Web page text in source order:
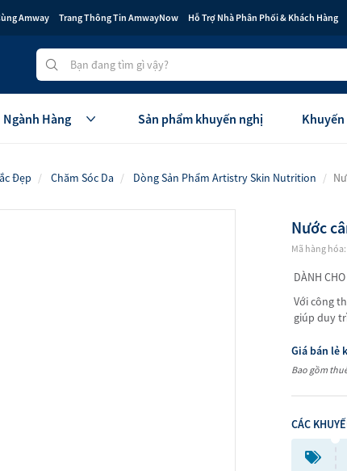
Amway Trang Thông Tin AmwayNow Hỗ Trợ Nhà Phân Phối & Khách Hàng
Ngành Hàng
Sức Khỏe
Dưỡng
Chăm Sóc Sắc Đẹp
Thương hiệu Artistry
Sản phẩm khuyến nghị Khuyến
Đẹp Chăm Sóc Da Dòng Sản Phẩm Artistry Skin Nutrition
Nước
Mã hàng
DÀNH
Với công
giúp duy
Giá bán lẻ
Bao gồm
CÁC